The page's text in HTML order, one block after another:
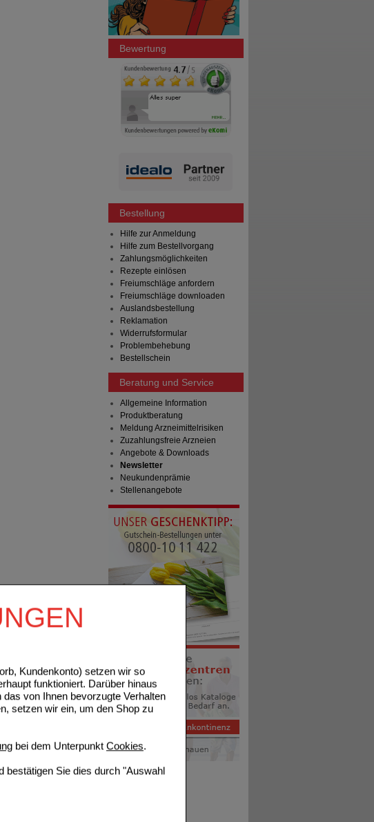
Kundenkonto) setzen wir so
funktioniert. Darüber hinaus
von Ihnen bevorzugte Verhalten
setzen wir ein, um den Shop zu
bei dem Unterpunkt Cookies.
bestätigen Sie dies durch "Auswahl
Bewertung
Bestellung
Hilfe zur Anmeldung
Hilfe zum Bestellvorgang
Zahlungsmöglichkeiten
Rezepte einlösen
Freiumschläge anfordern
Freiumschläge downloaden
Auslandsbestellung
Reklamation
Widerrufsformular
Problembehebung
Bestellschein
Beratung und Service
Allgemeine Information
Produktberatung
Meldung Arzneimittelrisiken
Zuzahlungsfreie Arzneien
Angebote & Downloads
Newsletter
Neukundenprämie
Stellenangebote